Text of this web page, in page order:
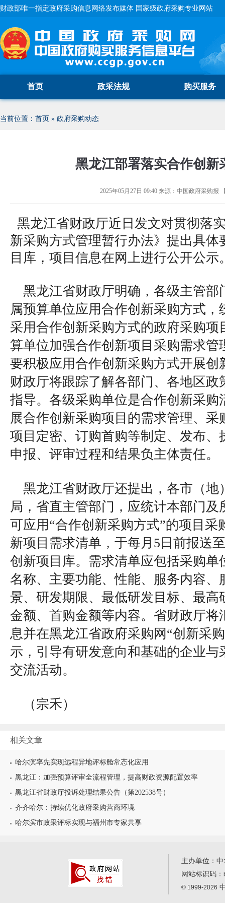
财政部唯一指定政府采购信息网络发布媒体 国家级政府采购专业网站
首页 政采法规 购买服务
当前位置： 首页 » 政府采购动态
黑龙江部署落实合作创新
2025年05月27日 09:40来源： 中国政府采购报
黑龙江省财政厅近日发文对贯彻落
新采购方式管理暂行办法》提出具体
目库，项目信息在网上进行公开公示
黑龙江省财政厅明确，各级主管部
属预算单位应用合作创新采购方式，
采用合作创新采购方式的政府采购项
算单位加强合作创新项目采购需求管
要积极应用合作创新采购方式开展创
财政厅将跟踪了解各部门、各地区政
指导。各级采购单位是合作创新采购
展合作创新采购项目的需求管理、采
项目定密、订购首购等制定、发布、
申报、评审过程和结果负主体责任。
黑龙江省财政厅还提出，各市（地
局，省直主管部门，应统计本部门及
可应用“合作创新采购方式”的项目采
新项目需求清单，于每月5日前报送
创新项目库。需求清单应包括采购单
名称、主要功能、性能、服务内容、
景、研发期限、最低研发目标、最高
金额、首购金额等内容。省财政厅将
息并在黑龙江省政府采购网“创新采
示，引导有研发意向和基础的企业与
交流活动。
（宗禾）
相关文章
哈尔滨率先实现远程异地评标舱常态化应用
黑龙江：加强预算评审全流程管理，提高财政资源配置效率
黑龙江省财政厅投诉处理结果公告（第202538号）
齐齐哈尔：持续优化政府采购营商环境
哈尔滨市政采评标实现与福州市专家共享
主办单位：
网站标识码：
© 1999-2026